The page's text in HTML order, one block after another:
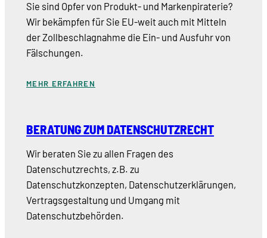
Sie sind Opfer von Produkt- und Markenpiraterie?
Wir bekämpfen für Sie EU-weit auch mit Mitteln
der Zollbeschlagnahme die Ein- und Ausfuhr von
Fälschungen.
MEHR ERFAHREN
BERATUNG ZUM DATENSCHUTZRECHT
Wir beraten Sie zu allen Fragen des
Datenschutzrechts, z.B. zu
Datenschutzkonzepten, Datenschutzerklärungen,
Vertragsgestaltung und Umgang mit
Datenschutzbehörden.